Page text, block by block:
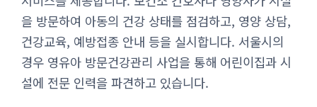
을 방문하여 아동의 건강 상태를 점검하고, 영양 상담,
건강교육, 예방접종 안내 등을 실시합니다. 서울시의
경우 영유아 방문건강관리 사업을 통해 어린이집과 시
설에 전문 인력을 파견하고 있습니다.